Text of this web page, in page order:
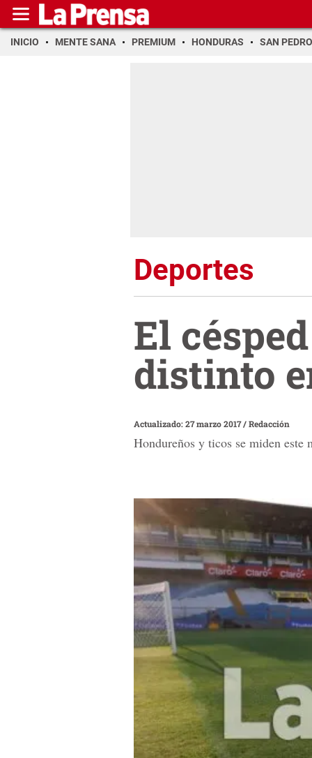
INICIO MENTE SANA PREMIUM HONDURAS SAN PEDRO
Deportes
El
distinto
Actualizado: 27 marzo 2017/Redacción
Hondureños y ticos se miden este